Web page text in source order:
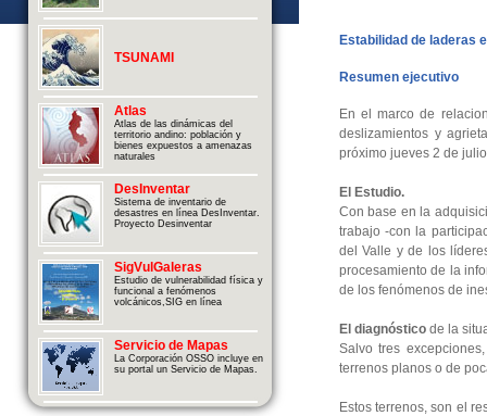
TSUNAMI
Atlas
Atlas de las dinámicas del
territorio andino: población y
bienes expuestos a amenazas
naturales
DesInventar
Sistema de inventario de
desastres en línea DesInventar.
Proyecto Desinventar
SigVulGaleras
Estudio de vulnerabilidad física y
funcional a fenómenos
volcánicos,SIG en línea
Servicio de Mapas
La Corporación OSSO incluye en
su portal un Servicio de Mapas.
Estabilidad de laderas
Resumen ejecutivo
En el marco de
deslizamientos y
próximo jueves 2 de
El Estudio.
Con base en la
trabajo -con la
del Valle y de los
procesamiento de la
de los fenómenos de
El diagnóstico de la
Salvo tres
terrenos planos o de
Estos terrenos, son el